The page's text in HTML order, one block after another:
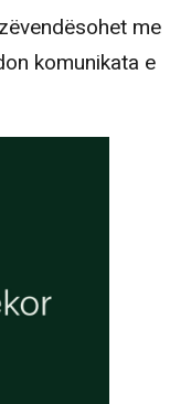
me
komunikata e